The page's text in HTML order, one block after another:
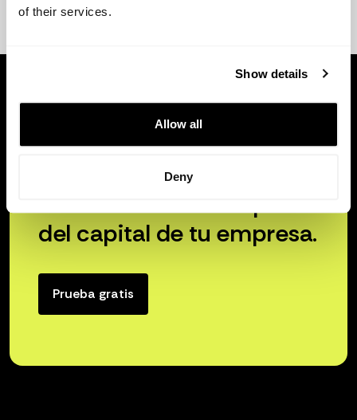
of their services.
Show details
Allow all
Deny
Libera el verdadero poder
del capital de tu empresa.
Prueba gratis